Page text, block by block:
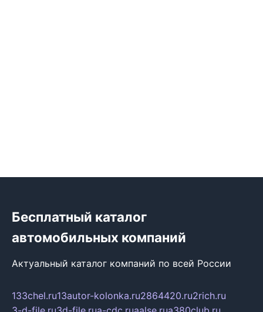
Бесплатный каталог
автомобильных компаний
Актуальный каталог компаний по всей России
133chel.ru13autor-kolonka.ru2864420.ru2rich.ru